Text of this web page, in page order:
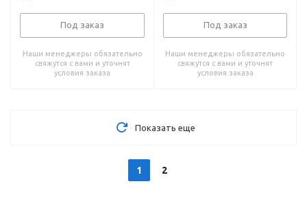
Под заказ
Наши менеджеры обязательно
свяжутся с вами и уточнят
условия заказа
Под заказ
Наши менеджеры обязательно
свяжутся с вами и уточнят
условия заказа
Показать еще
1 2